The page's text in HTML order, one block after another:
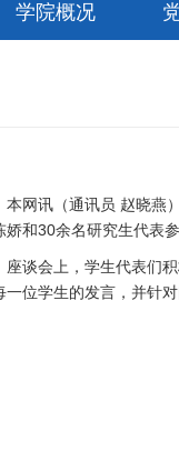
学院概况
本网讯（通讯员 赵晓燕
娇和30余名研究生代表参
座谈会上，学生代表们
一位学生的发言，并针